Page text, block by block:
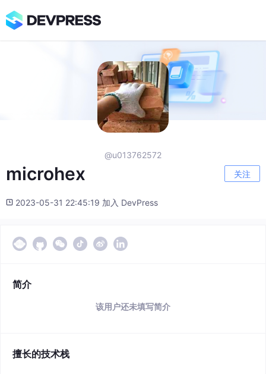
@u013762572
microhex 关注
2023-05-31 22:45:19 加入 DevPress
简介
该用户还未填写简介
擅长的技术栈